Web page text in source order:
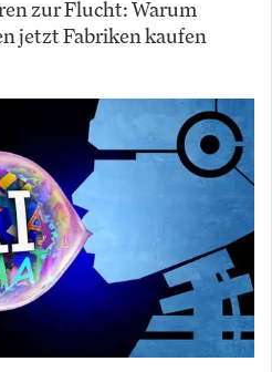
zur Flucht: Warum
jetzt Fabriken kaufen